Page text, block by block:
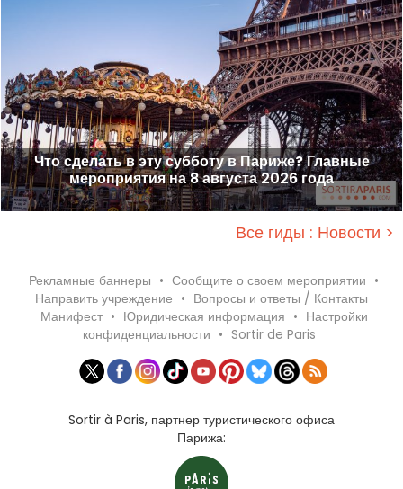
Что сделать в эту субботу в Париже? Главные
мероприятия на 8 августа 2026 года
Все гиды : Новости >
Рекламные баннеры • Сообщите о своем мероприятии •
Направить учреждение • Вопросы и ответы / Контакты
Манифест • Юридическая информация • Настройки
конфиденциальности • Sortir de Paris
Sortir à Paris, партнер туристического офиса
Парижа: